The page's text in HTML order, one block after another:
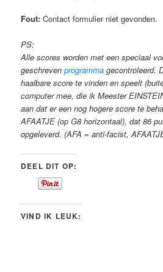
Fout: Contact formulier niet gevonden.
PS:
Alle scores worden met een speciaal
geschrevenprogramma gecontroleerd.
haalbare score te vinden en speelt
computer mee, die ik Meester
aan dat er een nog hogere score te
AFAATJE (op G8 horizontaal), dat 86
opgeleverd. (AFA = anti-facist,
DEEL DIT OP:
VIND IK LEUK: